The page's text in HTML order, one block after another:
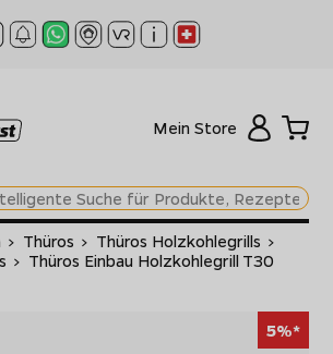
Mein Store
> Thüros > Thüros Holzkohlegrills >
> Thüros Einbau Holzkohlegrill T30
5%*